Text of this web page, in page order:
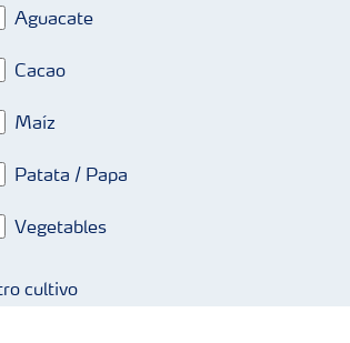
Aguacate
Cacao
Maíz
Patata / Papa
Vegetables
cultivo